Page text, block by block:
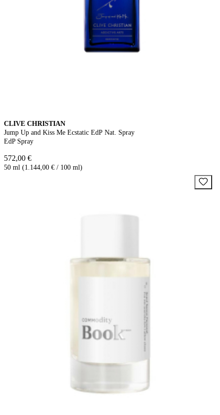
CLIVE CHRISTIAN
Jump Up and Kiss Me Ecstatic EdP Nat. Spray
EdP Spray
572,00 €
50 ml (1.144,00 € / 100 ml)